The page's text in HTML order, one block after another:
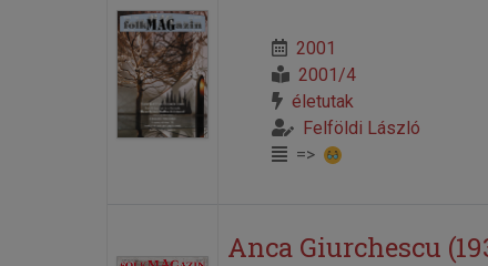
2001
2001/4
életutak
Felföldi László
=>
Anca Giurchescu